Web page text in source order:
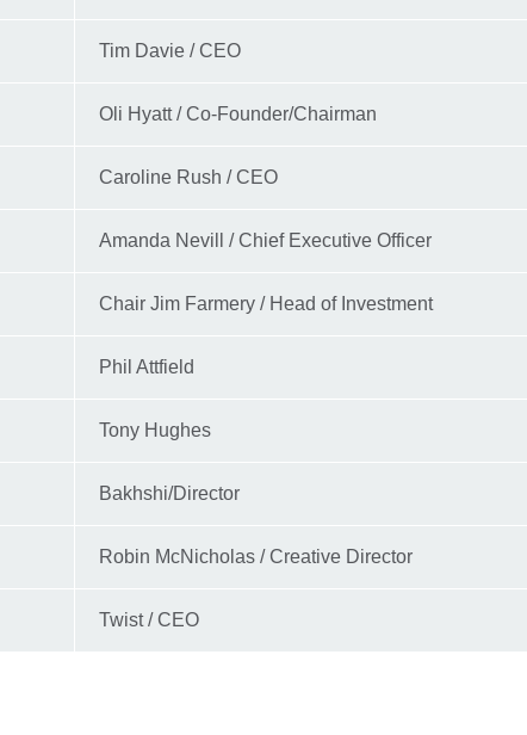
Tim Davie / CEO
Oli Hyatt / Co-Founder/Chairman
Caroline Rush / CEO
Amanda Nevill / Chief Executive Officer
Chair Jim Farmery / Head of Investment
Phil Attfield
Tony Hughes
Bakhshi/Director
Robin McNicholas / Creative Director
Twist / CEO